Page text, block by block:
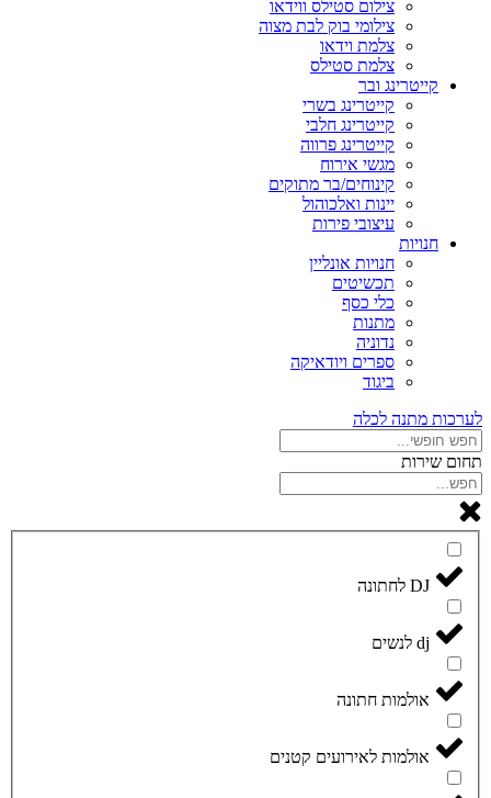
צילום סטילס ווידאו
צילומי בוק לבת מצוה
צלמת וידאו
צלמת סטילס
קייטרינג ובר
קייטרינג בשרי
קייטרינג חלבי
קייטרינג פרווה
מגשי אירוח
קינוחים/בר מתוקים
יינות ואלכוהול
עיצובי פירות
חנויות
חנויות אונליין
תכשיטים
כלי כסף
מתנות
נדוניה
ספרים ויודאיקה
ביגוד
לערכות מתנה לכלה
תחום שירות
DJ לחתונה
dj לנשים
אולמות חתונה
אולמות לאירועים קטנים